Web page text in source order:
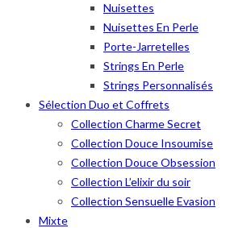
Nuisettes
Nuisettes En Perle
Porte-Jarretelles
Strings En Perle
Strings Personnalisés
Sélection Duo et Coffrets
Collection Charme Secret
Collection Douce Insoumise
Collection Douce Obsession
Collection L’elixir du soir
Collection Sensuelle Evasion
Mixte